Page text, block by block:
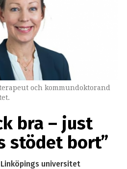
och kommundoktorand
bra – just
stödet bort”
universitet